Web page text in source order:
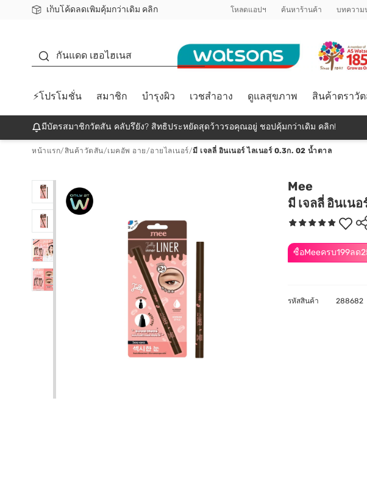
เก็บโค้ดลดเพิ่มคุ้มกว่าเดิม คลิก
ชอปออนไลน์ครั้งแรก ลดเพิ่มจุก ๆ 10%! 🎉
📦ส่งฟรี! เมื่อชอป 499฿
สมาชิกวัตสัน คลับดียังไง? โหลดแอปฯ ค้นหาร้านค้า บทความ
กันแดด เฮอไฮเนส
⚡โปรโมชั่น สมาชิก บำรุงผิว เวชสำอาง ดูแลสุขภาพ สินค้าตราวั
มีบัตรสมาชิกวัตสัน คลับรึยัง? สิทธิประหยัดสุดว้าวรอคุณอยู่ ชอปคุ้มกว่าเดิม คลิก!
หน้าแรก/สินค้าวัตสัน/เมคอัพ อาย/อายไลเนอร์/มี เจลลี่ อินเนอร์ ไลเนอร์ 0.3ก. 02 น้ำตาล
Mee
มี เจลลี่ อินเน
ซื้อMeeครบ199ลด
รหัสสินค้า 288682